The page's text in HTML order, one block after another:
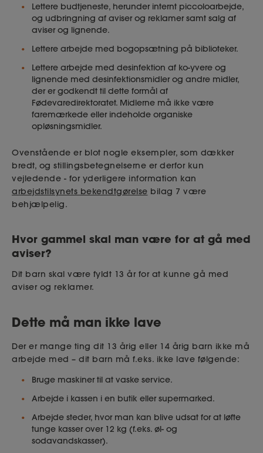
Lettere budtjeneste, herunder internt piccoloarbejde,
og udbringning af aviser og reklamer samt salg af
aviser og lignende.
Lettere arbejde med bogopsætning på biblioteker.
Lettere arbejde med desinfektion af ko-yvere og
lignende med desinfektionsmidler og andre midler,
der er godkendt til dette formål af
Fødevaredirektoratet. Midlerne må ikke være
faremærkede eller indeholde organiske
opløsningsmidler.
Ovenstående er blot nogle eksempler, som dækker
bredt, og stillingsbetegnelserne er derfor kun
vejledende - for yderligere information kan
arbejdstilsynets bekendtgørelse bilag 7 være
behjælpelig.
Hvor gammel skal man være for at gå med
aviser?
Dit barn skal være fyldt 13 år for at kunne gå med
aviser og reklamer.
Dette må man ikke lave
Der er mange ting dit 13 årig eller 14 årig barn ikke må
arbejde med – dit barn må f.eks. ikke lave følgende:
Bruge maskiner til at vaske service.
Arbejde i kassen i en butik eller supermarked.
Arbejde steder, hvor man kan blive udsat for at løfte
tunge kasser over 12 kg (f.eks. øl- og
sodavandskasser).